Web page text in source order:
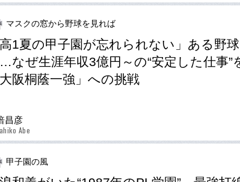
マスクの窓から野球を見れば
高1夏の甲子園が忘れられない」ある野
なぜ生涯年収3億円～の“安定した仕事”
大阪桐蔭一強」への挑戦
昌彦
Abe
甲子園の風